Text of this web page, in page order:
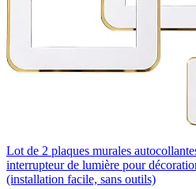
Lot de 2 plaques murales
interrupteur de lumière pour
(installation facile, sans outils)